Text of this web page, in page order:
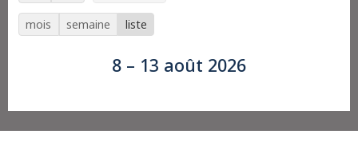
mois semaine liste
8 – 13 août 2026